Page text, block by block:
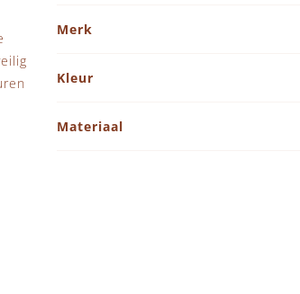
Merk
Kleur
Materiaal